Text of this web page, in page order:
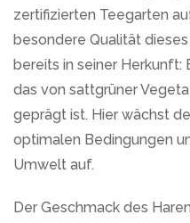
zertifizierten Teegarten
besondere Qualität
bereits in seiner Herkunft:
das von sattgrüner
geprägt ist. Hier wächst
optimalen Bedingungen
Umwelt auf.
Der Geschmack des